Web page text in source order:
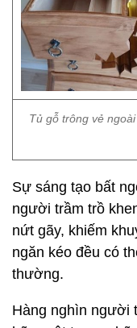
Tủ gỗ trông vẻ
Sự sáng tạo bất
người trầm trồ
nứt gãy, khiếm
ngăn kéo đều có
thường.
Hàng nghìn người